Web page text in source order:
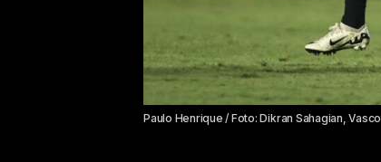
Paulo Henrique / Foto: Dikran Sahagian, Vasco